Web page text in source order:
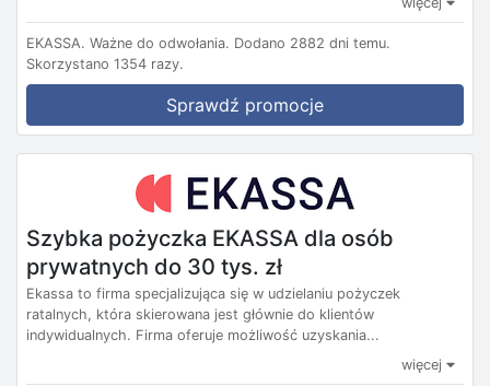
EKASSA. Ważne do odwołania. Dodano 2882 dni temu.
Skorzystano 1354 razy.
Sprawdź promocje
Szybka pożyczka EKASSA dla osób
prywatnych do 30 tys. zł
Ekassa to firma specjalizująca się w udzielaniu pożyczek
ratalnych, która skierowana jest głównie do klientów
indywidualnych. Firma oferuje możliwość uzyskania...
więcej